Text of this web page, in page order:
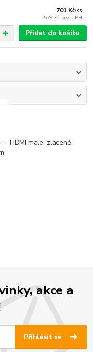
701 Kč/ks
579 Kč bez DPH
Přidat do košíku
HDMI male, zlacené,
akce a
Přihlásit se